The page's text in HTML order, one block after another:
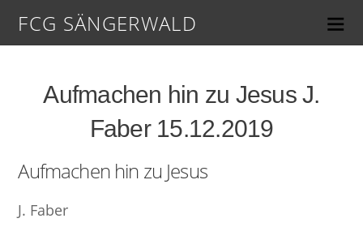
FCG SÄNGERWALD
Aufmachen hin zu Jesus J.
Faber 15.12.2019
Aufmachen hin zu Jesus
J. Faber